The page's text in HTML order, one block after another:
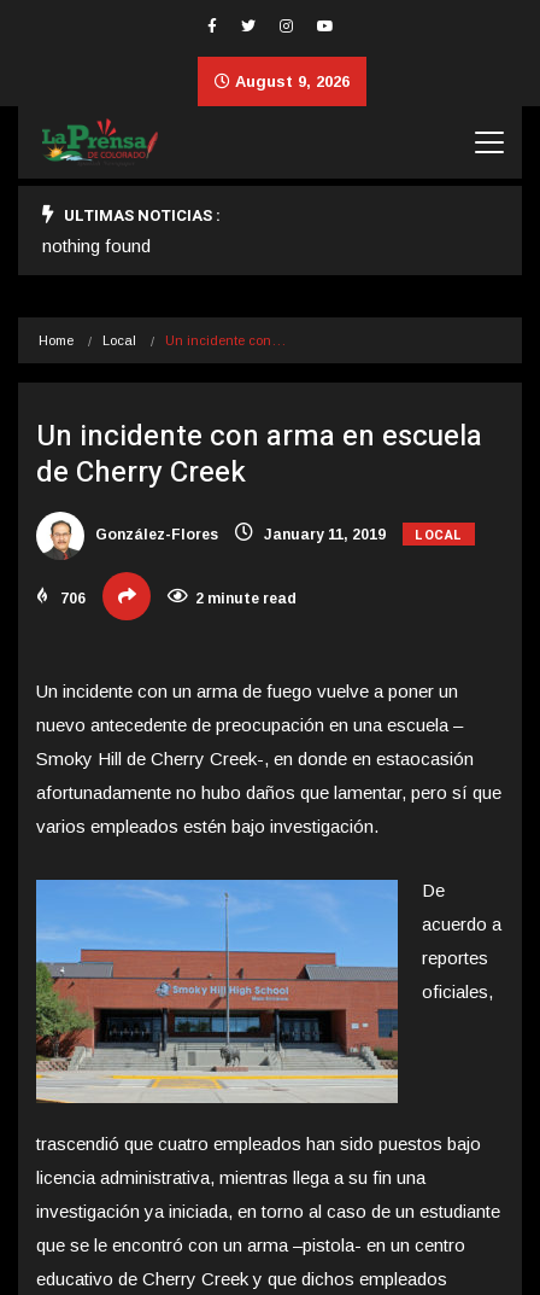
August 9, 2026
ULTIMAS NOTICIAS :
nothing found
Home Local Un incidente con…
Un incidente con arma en escuela
de Cherry Creek
González-Flores January 11, 2019 LOCAL
706 2 minute read
Un incidente con un arma de fuego vuelve a poner un
nuevo antecedente de preocupación en una escuela –
Smoky Hill de Cherry Creek-, en donde en estaocasión
afortunadamente no hubo daños que lamentar, pero sí que
varios empleados estén bajo investigación.
De
acuerdo a
reportes
oficiales,
trascendió que cuatro empleados han sido puestos bajo
licencia administrativa, mientras llega a su fin una
investigación ya iniciada, en torno al caso de un estudiante
que se le encontró con un arma –pistola- en un centro
educativo de Cherry Creek y que dichos empleados